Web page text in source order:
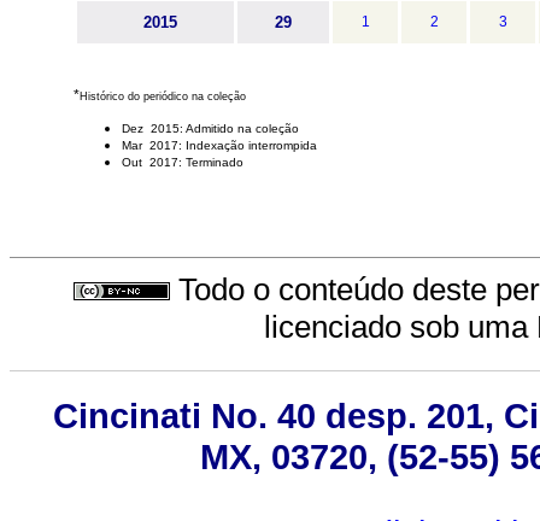
2015 29 1 2 3
*Histórico do periódico na coleção
Dez 2015: Admitido na coleção
Mar 2017: Indexação interrompida
Out 2017: Terminado
Todo o conteúdo deste
licenciado sob uma
Cincinati No. 40 desp. 201,
MX, 03720, (52-55)